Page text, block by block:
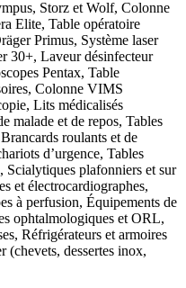
Storz et Wolf, Colonne
Elite, Table opératoire
Primus, Système laser
30+, Laveur désinfecteur
Pentax, Table
Colonne VIMS
Lits médicalisés
malade et de repos, Tables
roulants et de
d’urgence, Tables
Scialytiques plafonniers et sur
et électrocardiographes,
à perfusion, Équipements de
ophtalmologiques et ORL,
Réfrigérateurs et armoires
dessertes inox,